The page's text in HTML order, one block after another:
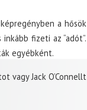
a hősök
fizeti az “adót”.
egyébként.
vagy Jack O’Connellt